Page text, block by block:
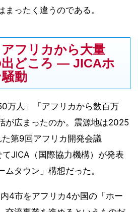
ったく違うのである。
アフリカから大量
出どころ ― JICAホ
動
万人」「アフリカから数百万
が広まったのか。震源地は2025
第9回アフリカ開発会議
てJICA（国際協力機構）が発表
ムタウン」構想だった。
4市をアフリカ4か国の「ホー